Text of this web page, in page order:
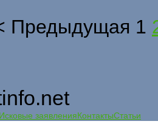
Предыдущая 1
Исковые заявленияКонтактыСтатьи